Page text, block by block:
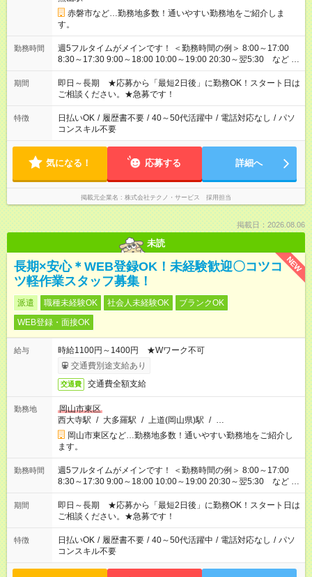
赤磐市など…勤務地多数！通いやすい勤務地をご紹介しま
す。
勤務時間
週5フルタイムがメインです！ ＜勤務時間の例＞ 8:00～17:00
8:30～17:30 9:00～18:00 10:00～19:00 20:30～翌5:30 など ★
その他にも勤務時間多数！ 日勤のみ、残業なし、交替制など
ご希望を教えてください！
期間
即日～長期 ★応募から「最短2日後」に勤務OK！スタート日は
ご相談ください。★急募です！
特徴 日払いOK / 履歴書不要 / 40～50代活躍中 / 電話対応なし / パソ
コンスキル不要
気になる！ 応募する 詳細へ
掲載元企業名 株式会社テクノ・サービス 採用担当
掲載日：2026.08.06
未読
NEW
長期×安心＊WEB登録OK！未経験歓迎〇コツコ
ツ軽作業スタッフ募集！
派遣 職種未経験OK 社会人未経験OK
ブランクOK
WEB登録・面接OK
給与
時給1100円～1400円 ★Wワーク不可
交通費別途支給あり
交通費 交通費全額支給
勤務地
岡山市東区
西大寺駅 / 大多羅駅 / 上道(岡山県)駅 / …
岡山市東区など…勤務地多数！通いやすい勤務地をご紹介し
ます。
勤務時間
週5フルタイムがメインです！ ＜勤務時間の例＞ 8:00～17:00
8:30～17:30 9:00～18:00 10:00～19:00 20:30～翌5:30 など ★
その他にも勤務時間多数！ 日勤のみ、残業なし、交替制など
ご希望を教えてください！
期間
即日～長期 ★応募から「最短2日後」に勤務OK！スタート日は
ご相談ください。★急募です！
特徴 日払いOK / 履歴書不要 / 40～50代活躍中 / 電話対応なし / パソ
コンスキル不要